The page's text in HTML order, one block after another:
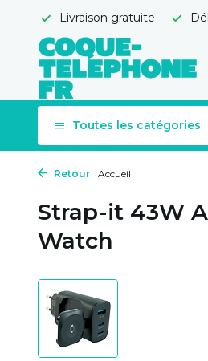
Livraison gratuite
Toutes les catégories
Retour Accueil
Strap-it 43W
Watch